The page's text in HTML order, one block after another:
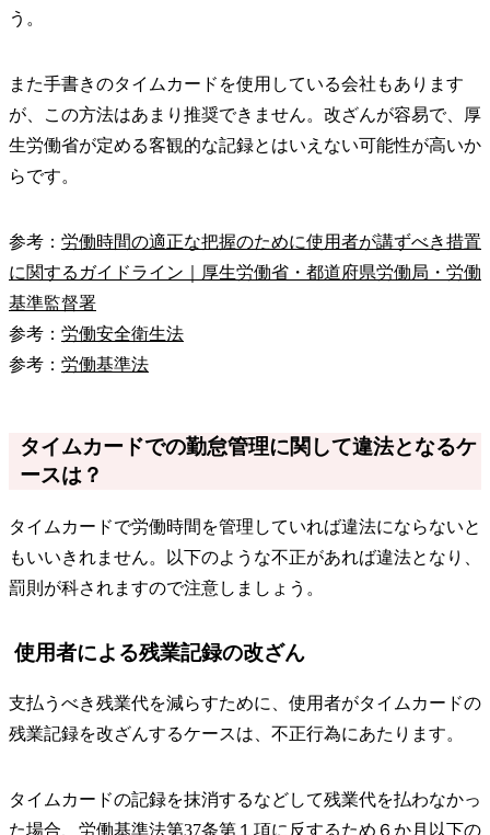
う。
また手書きのタイムカードを使用している会社もあります
が、この方法はあまり推奨できません。改ざんが容易で、厚
生労働省が定める客観的な記録とはいえない可能性が高いか
らです。
参考： 労働時間の適正な把握のために使用者が講ずべき措置
に関するガイドライン｜厚生労働省・都道府県労働局・労働
基準監督署
参考： 労働安全衛生法
参考： 労働基準法
タイムカードでの勤怠管理に関して違法となるケ
ースは？
タイムカードで労働時間を管理していれば違法にならないと
もいいきれません。以下のような不正があれば違法となり、
罰則が科されますので注意しましょう。
使用者による残業記録の改ざん
支払うべき残業代を減らすために、使用者がタイムカードの
残業記録を改ざんするケースは、不正行為にあたります。
タイムカードの記録を抹消するなどして残業代を払わなかっ
た場合、労働基準法第37条第１項に反するため６か月以下の